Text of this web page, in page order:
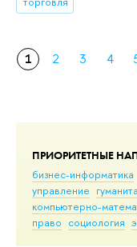
ПРИОРИТЕТНЫЕ
бизнес-информатика
управление
компьютерно-
право социология
1 2 3 4